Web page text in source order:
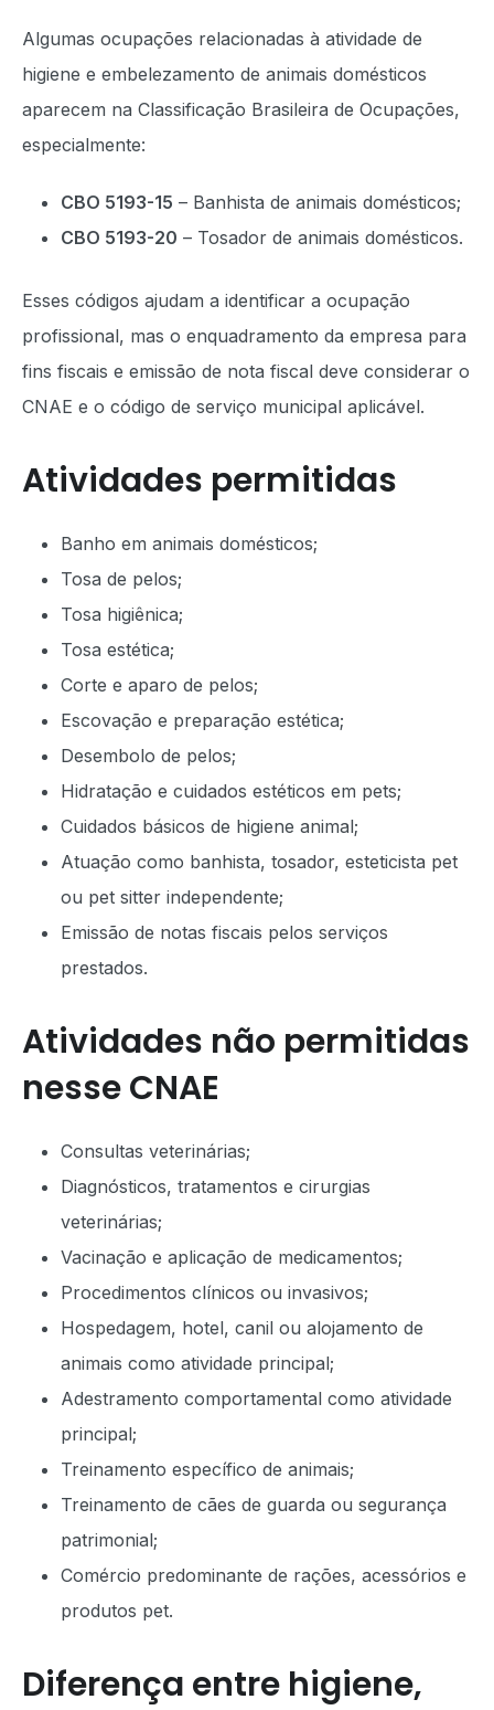
Algumas ocupações relacionadas à atividade de
higiene e embelezamento de animais domésticos
aparecem na Classificação Brasileira de Ocupações,
especialmente:
CBO 5193-15 – Banhista de animais domésticos;
CBO 5193-20 – Tosador de animais domésticos.
Esses códigos ajudam a identificar a ocupação
profissional, mas o enquadramento da empresa para
fins fiscais e emissão de nota fiscal deve considerar o
CNAE e o código de serviço municipal aplicável.
Atividades permitidas
Banho em animais domésticos;
Tosa de pelos;
Tosa higiênica;
Tosa estética;
Corte e aparo de pelos;
Escovação e preparação estética;
Desembolo de pelos;
Hidratação e cuidados estéticos em pets;
Cuidados básicos de higiene animal;
Atuação como banhista, tosador, esteticista pet
ou pet sitter independente;
Emissão de notas fiscais pelos serviços
prestados.
Atividades não permitidas
nesse CNAE
Consultas veterinárias;
Diagnósticos, tratamentos e cirurgias
veterinárias;
Vacinação e aplicação de medicamentos;
Procedimentos clínicos ou invasivos;
Hospedagem, hotel, canil ou alojamento de
animais como atividade principal;
Adestramento comportamental como atividade
principal;
Treinamento específico de animais;
Treinamento de cães de guarda ou segurança
patrimonial;
Comércio predominante de rações, acessórios e
produtos pet.
Diferença entre higiene,